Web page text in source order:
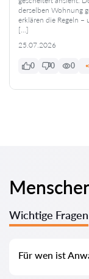
derselben Wohnung
erklären die Regeln –
[…]
25.07.2026
0 0 0
Wichtige Fragen
Für wen ist